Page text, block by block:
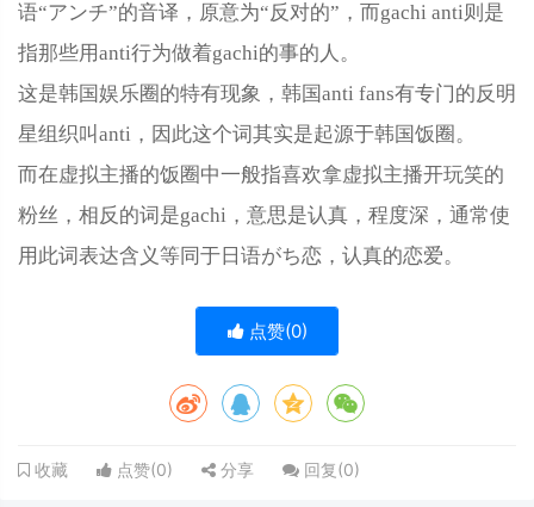
语“アンチ”的音译，原意为“反对的”，而gachi anti则是
指那些用anti行为做着gachi的事的人。
这是韩国娱乐圈的特有现象，韩国anti fans有专门的反明
星组织叫anti，因此这个词其实是起源于韩国饭圈。
而在虚拟主播的饭圈中一般指喜欢拿虚拟主播开玩笑的
粉丝，相反的词是gachi，意思是认真，程度深，通常使
用此词表达含义等同于日语がち恋，认真的恋爱。
点赞(0)
收藏 点赞(0) 分享 回复(0)